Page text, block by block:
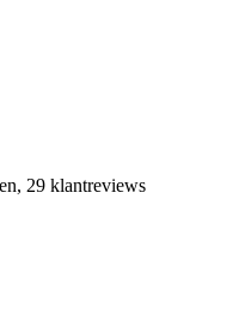
29 klantreviews